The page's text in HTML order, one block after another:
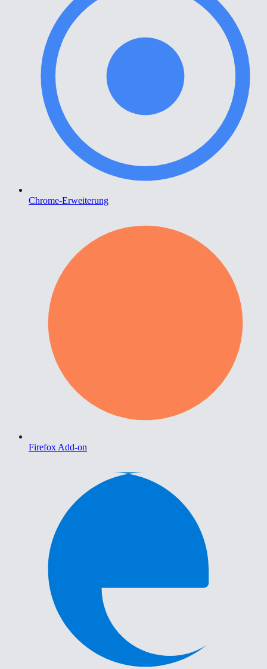
Chrome-Erweiterung
Firefox Add-on